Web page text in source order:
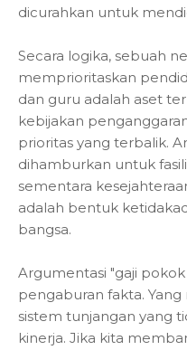
dicurahkan untuk
Secara logika, sebuah
memprioritaskan
dan guru adalah aset
kebijakan
prioritas yang terbalik.
dihamburkan untuk
sementara
adalah bentuk
bangsa.
Argumentasi "gaji
pengaburan fakta.
sistem tunjangan yang
kinerja. Jika kita